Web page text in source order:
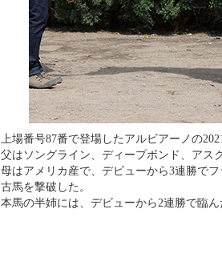
上場番号87番で登場したアルビアーノの
父はソングライン、ディープボンド、アス
母はアメリカ産で、デビューから3連勝で
古馬を撃破した。
本馬の半姉には、デビューから2連勝で臨